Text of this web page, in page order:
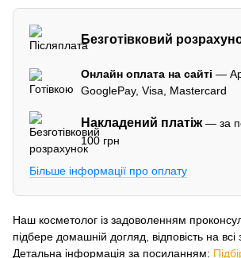
Безготівковий
Онлайн оплата на сайті —
GooglePay, Visa, Mastercard
Накладений платіж— за
100 грн
Більше інформації про оплату
Наш косметолог із задоволенням
підбере домашній догляд, відповість на всі
Детальна інформація за посиланням: